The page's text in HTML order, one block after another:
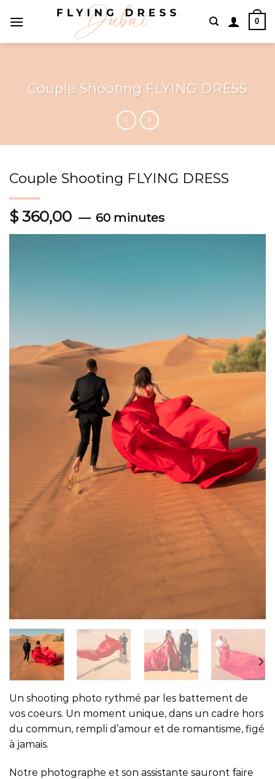
0
Couple Shooting FLYING DRESS
Couple Shooting FLYING DRESS
$ 360,00 60 minutes
Un shooting photo rythmé par les battement de
vos coeurs. Un moment unique, dans un cadre hors
du commun, rempli d’amour et de romantisme, figé
à jamais.
Notre photographe et son assistante sauront faire